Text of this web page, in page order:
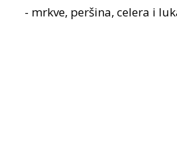
- mrkve, peršina, celera i